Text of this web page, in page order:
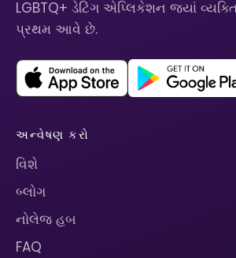
LGBTQ+ ડેટિંગ એપ્લિકેશન જ્યાં
પ્રથમ આવે છે.
અન્વેષણ કરો
વિશે
બ્લોગ
નોલેજ હબ
FAQ